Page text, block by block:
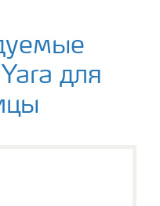
для